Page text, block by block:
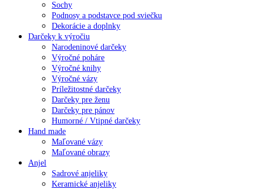
Sochy
Podnosy a podstavce pod sviečku
Dekorácie a doplnky
Darčeky k výročiu
Narodeninové darčeky
Výročné poháre
Výročné knihy
Výročné vázy
Príležitostné darčeky
Darčeky pre ženu
Darčeky pre pánov
Humorné / Vtipné darčeky
Hand made
Maľované vázy
Maľované obrazy
Anjel
Sadrové anjeliky
Keramické anjeliky